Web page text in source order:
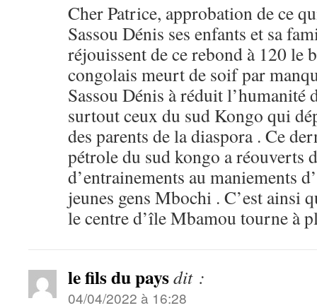
Cher Patrice, approbation de ce
Sassou Dénis ses enfants et sa
réjouissent de ce rebond à 120 le
congolais meurt de soif par
Sassou Dénis à réduit l’humanité
surtout ceux du sud Kongo qui
des parents de la diaspora . Ce
pétrole du sud kongo a réouverts
d’entrainements au maniements
jeunes gens Mbochi . C’est ainsi
le centre d’île Mbamou tourne à
le fils du paysdit :
04/04/2022 à 16:28